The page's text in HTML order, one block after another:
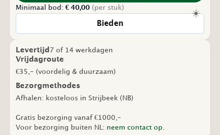
cm
aantal
Minimaal bod: € 40,00 (per stuk)
Bieden
Levertijd 7 of 14 werkdagen
Vrijdagroute
€35,- (voordelig & duurzaam)
Bezorgmethodes
Afhalen: kosteloos in Strijbeek (NB)
Gratis bezorging vanaf €1000,-
Voor bezorging buiten NL: neem contact op.
☀️